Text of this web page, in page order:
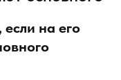
если на его